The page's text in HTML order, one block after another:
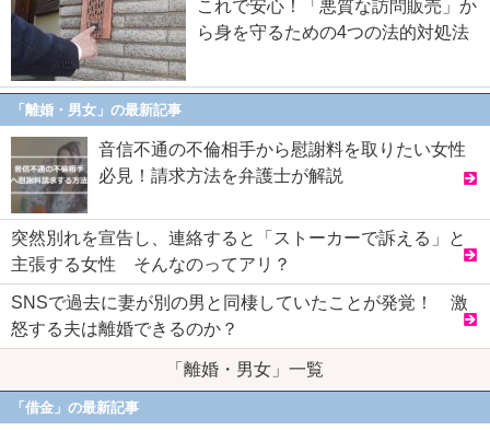
これで安心！「悪質な訪問販売」か
ら身を守るための4つの法的対処法
「離婚・男女」の最新記事
音信不通の不倫相手から慰謝料を取りたい女性
必見！請求方法を弁護士が解説
突然別れを宣告し、連絡すると「ストーカーで訴える」と
主張する女性 そんなのってアリ？
SNSで過去に妻が別の男と同棲していたことが発覚！ 激
怒する夫は離婚できるのか？
「離婚・男女」一覧
「借金」の最新記事